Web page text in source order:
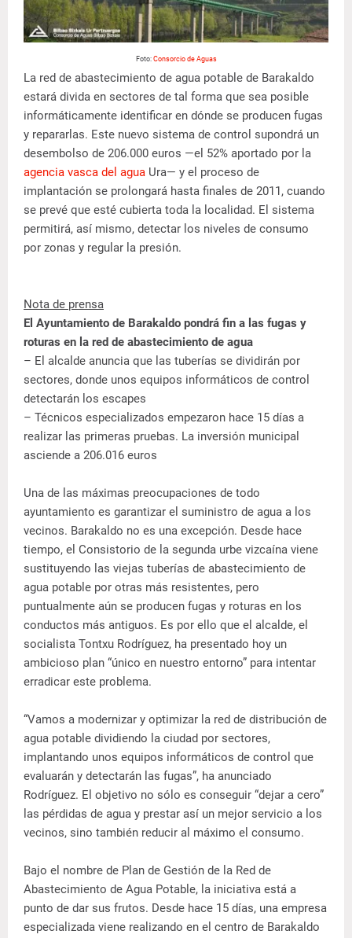
Foto: Consorcio de Aguas
La red de abastecimiento de agua potable de Barakaldo
estará divida en sectores de tal forma que sea posible
informáticamente identificar en dónde se producen fugas
y repararlas. Este nuevo sistema de control supondrá un
desembolso de 206.000 euros —el 52% aportado por la
agencia vasca del agua Ura— y el proceso de
implantación se prolongará hasta finales de 2011, cuando
se prevé que esté cubierta toda la localidad. El sistema
permitirá, así mismo, detectar los niveles de consumo
por zonas y regular la presión.
Nota de prensa
El Ayuntamiento de Barakaldo pondrá fin a las fugas y
roturas en la red de abastecimiento de agua
– El alcalde anuncia que las tuberías se dividirán por
sectores, donde unos equipos informáticos de control
detectarán los escapes
– Técnicos especializados empezaron hace 15 días a
realizar las primeras pruebas. La inversión municipal
asciende a 206.016 euros
Una de las máximas preocupaciones de todo
ayuntamiento es garantizar el suministro de agua a los
vecinos. Barakaldo no es una excepción. Desde hace
tiempo, el Consistorio de la segunda urbe vizcaína viene
sustituyendo las viejas tuberías de abastecimiento de
agua potable por otras más resistentes, pero
puntualmente aún se producen fugas y roturas en los
conductos más antiguos. Es por ello que el alcalde, el
socialista Tontxu Rodríguez, ha presentado hoy un
ambicioso plan “único en nuestro entorno” para intentar
erradicar este problema.
“Vamos a modernizar y optimizar la red de distribución de
agua potable dividiendo la ciudad por sectores,
implantando unos equipos informáticos de control que
evaluarán y detectarán las fugas”, ha anunciado
Rodríguez. El objetivo no sólo es conseguir “dejar a cero”
las pérdidas de agua y prestar así un mejor servicio a los
vecinos, sino también reducir al máximo el consumo.
Bajo el nombre de Plan de Gestión de la Red de
Abastecimiento de Agua Potable, la iniciativa está a
punto de dar sus frutos. Desde hace 15 días, una empresa
especializada viene realizando en el centro de Barakaldo